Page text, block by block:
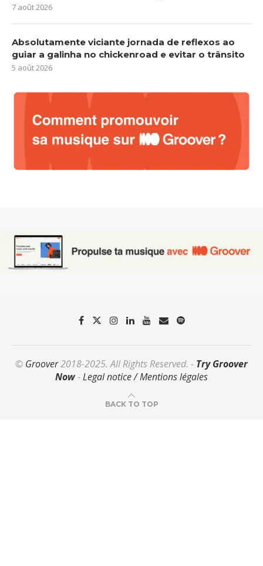
7 août 2026
Absolutamente viciante jornada de reflexos ao
guiar a galinha no chickenroad e evitar o trânsito
5 août 2026
© Groover2018-2025. All Rights Reserved. - Try Groover
Now-Legal notice / Mentions légales
BACK TO TOP